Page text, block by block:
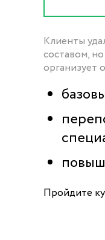
Клиенты
составом,
организует
Пройдите